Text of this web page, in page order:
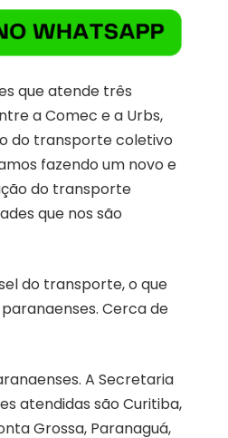
que atende três
a Comec e a Urbs,
do transporte coletivo
fazendo um novo e
do transporte
que nos são
do transporte, o que
Cerca de
A Secretaria
atendidas são Curitiba,
Grossa, Paranaguá,